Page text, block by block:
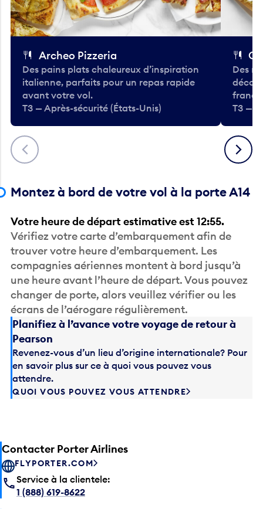
Précédent
Archeo Pizzeria
Des pains plats chaleureux d’inspiration
italienne, parfaits pour un repas rapide
avant votre vol.
T3 — Après-sécurité (États-Unis)
Des
T3 —
Suivant
Montez à bord de votre vol à la porte A14
Votre heure de départ estimative est 12:55.
Vérifiez votre carte d’embarquement afin de
trouver votre heure d’embarquement. Les
compagnies aériennes montent à bord jusqu’à
une heure avant l’heure de départ. Vous pouvez
changer de porte, alors veuillez vérifier ou les
écrans de l’aérogare régulièrement.
Planifiez à l’avance votre voyage de retour à
Pearson
Revenez-vous d’un lieu d’origine internationale? Pour
en savoir plus sur ce à quoi vous pouvez vous
attendre.
QUOI VOUS POUVEZ VOUS ATTENDRE
Contacter Porter Airlines
FLYPORTER.COM
Service à la clientele:
1 (888) 619-8622